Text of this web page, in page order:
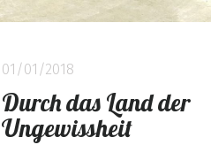
01/01/2018
Durch das Land der
Ungewissheit